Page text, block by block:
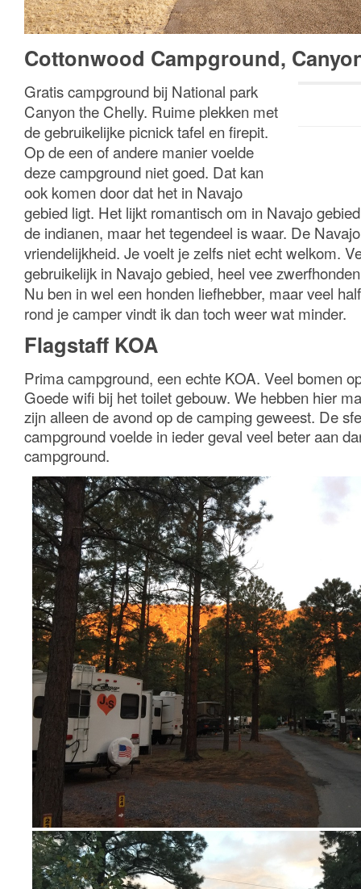
Cottonwood Campground,
Gratis campground bij National park
Canyon the Chelly. Ruime plekken met
de gebruikelijke picnick tafel en firepit.
Op de een of andere manier voelde
deze campground niet goed. Dat kan
ook komen door dat het in Navajo
gebied ligt. Het lijkt romantisch om in Navajo
de indianen, maar het tegendeel is waar. De
vriendelijkheid. Je voelt je zelfs niet echt welkom.
gebruikelijk in Navajo gebied, heel vee
Nu ben in wel een honden liefhebber, maar veel
rond je camper vindt ik dan toch weer wat minder.
Flagstaff KOA
Prima campground, een echte KOA. Veel bomen
Goede wifi bij het toilet gebouw. We hebben hier
zijn alleen de avond op de camping geweest. De
campground voelde in ieder geval veel beter aan
campground.